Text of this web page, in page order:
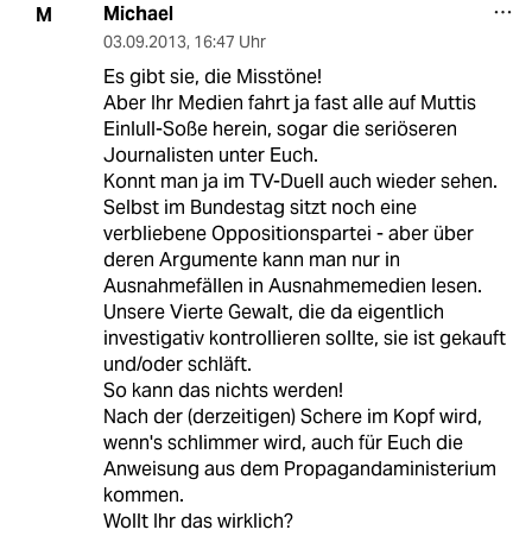
M Michael
03.09.2013, 16:47 Uhr
Es gibt sie, die Misstöne!
Aber Ihr Medien fahrt ja fast alle auf Muttis
Einlull-Soße herein, sogar die seriöseren
Journalisten unter Euch.
Konnt man ja im TV-Duell auch wieder sehen.
Selbst im Bundestag sitzt noch eine
verbliebene Oppositionspartei - aber über
deren Argumente kann man nur in
Ausnahmefällen in Ausnahmemedien lesen.
Unsere Vierte Gewalt, die da eigentlich
investigativ kontrollieren sollte, sie ist gekauft
und/oder schläft.
So kann das nichts werden!
Nach der (derzeitigen) Schere im Kopf wird,
wenn's schlimmer wird, auch für Euch die
Anweisung aus dem Propagandaministerium
kommen.
Wollt Ihr das wirklich?